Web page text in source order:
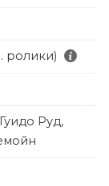
ролики)
Руд,